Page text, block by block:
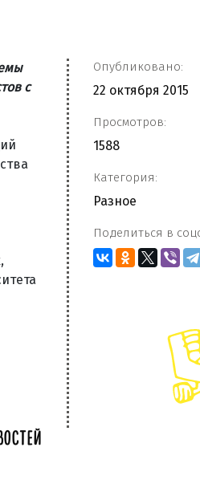
с
Опубликовано:
22 октября 2015
Просмотров:
1588
Категория:
Разное
Поделиться в